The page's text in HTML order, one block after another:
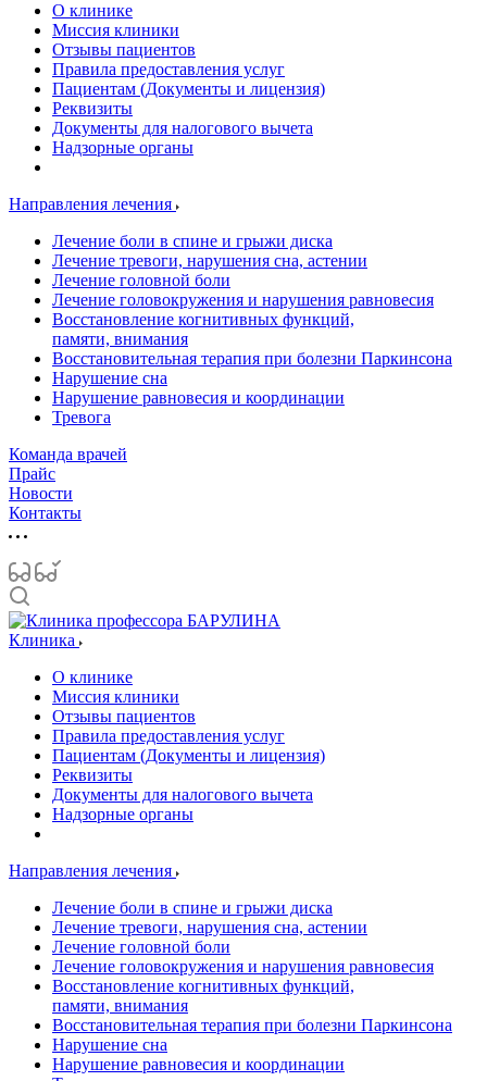
О клинике
Миссия клиники
Отзывы пациентов
Правила предоставления услуг
Пациентам (Документы и лицензия)
Реквизиты
Документы для налогового вычета
Надзорные органы
Направления лечения
Лечение боли в спине и грыжи диска
Лечение тревоги, нарушения сна, астении
Лечение головной боли
Лечение головокружения и нарушения равновесия
Восстановление когнитивных функций,
памяти, внимания
Восстановительная терапия при болезни Паркинсона
Нарушение сна
Нарушение равновесия и координации
Тревога
Команда врачей
Прайс
Новости
Контакты
Клиника
О клинике
Миссия клиники
Отзывы пациентов
Правила предоставления услуг
Пациентам (Документы и лицензия)
Реквизиты
Документы для налогового вычета
Надзорные органы
Направления лечения
Лечение боли в спине и грыжи диска
Лечение тревоги, нарушения сна, астении
Лечение головной боли
Лечение головокружения и нарушения равновесия
Восстановление когнитивных функций,
памяти, внимания
Восстановительная терапия при болезни Паркинсона
Нарушение сна
Нарушение равновесия и координации